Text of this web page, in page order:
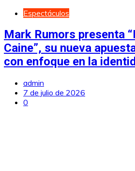
Espectáculos
Mark Rumors presenta
Caine”, su nueva
con enfoque en la
admin
7 de julio de 2026
0